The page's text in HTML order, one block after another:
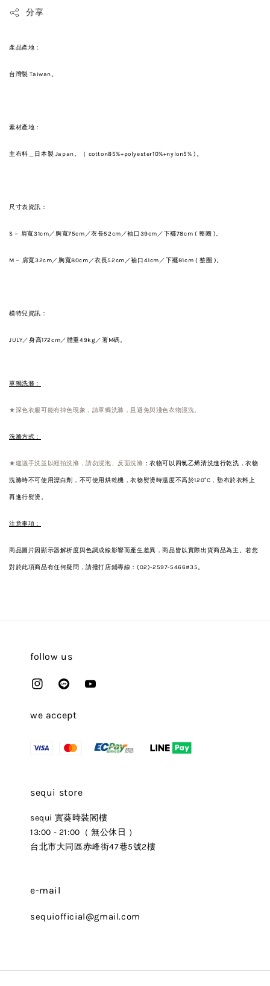
分享
產品產地：
台灣製 Taiwan。
素材產地：
主布料＿日本製 Japan。（ cotton85%+polyester10%+nylon5% )。
尺寸表資訊：
S－ 肩寬31cm／胸寬75cm／衣長52cm ／袖口39cm ／下襬78cm ( 整圈 )。
M－ 肩寬32cm／胸寬80cm／衣長52cm ／袖口 41cm ／下襬81cm ( 整圈 )。
模特兒資訊：
JULY／身高172cm／體重49kg／著M碼。
單獨洗滌：
★深色衣服可能有掉色現象，請單獨洗滌，且避免與淺色衣物混洗。
洗滌方式：
★建議手洗並以輕拍洗滌，請勿浸泡、反面洗滌 ；衣物可以四氯乙烯清洗進行乾洗，衣物
洗滌時不可使用漂白劑，不可使用烘乾機，衣物熨燙時溫度不高於120°C，墊布於衣料上
再進行熨燙。
注意事項：
商品圖片因顯示器解析度與色調成線影響而產生差異，商品皆以實際出貨商品為主。若您
對於此項商品有任何疑問，請撥打店鋪專線：(02)-2597-5466#35。
follow us
we accept
sequi store
sequi 實葵時裝閣樓
13:00 - 21:00（ 無公休日 ）
台北市大同區赤峰街47巷5號2樓
e-mail
sequiofficial@gmail.com